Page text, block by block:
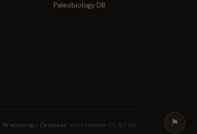
⚑
Paleobiology DB
Paleobiology Database sous licence CC BY 4.0